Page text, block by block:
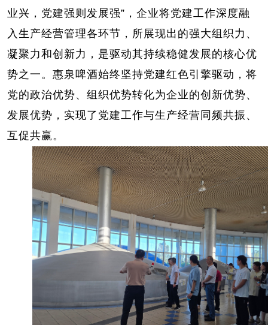
业兴，党建强则发展强”，企业将党建工作深度融
入生产经营管理各环节，所展现出的强大组织力、
凝聚力和创新力，是驱动其持续稳健发展的核心优
势之一。惠泉啤酒始终坚持党建红色引擎驱动，将
党的政治优势、组织优势转化为企业的创新优势、
发展优势，实现了党建工作与生产经营同频共振、
互促共赢。